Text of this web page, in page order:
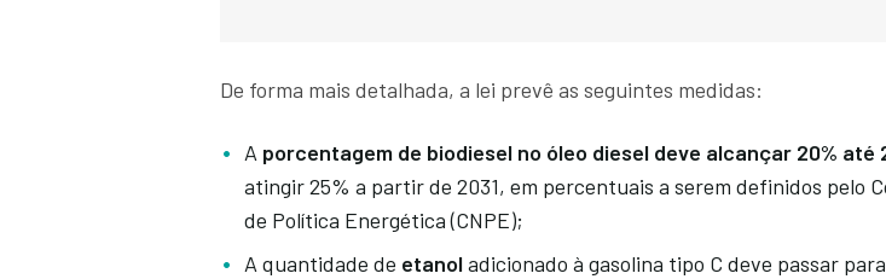
De forma mais detalhada, a lei prevê as seguintes medidas:
A porcentagem de biodiesel no óleo diesel deve alcançar 20% até
atingir 25% a partir de 2031, em percentuais a serem definidos pelo
de Política Energética (CNPE);
A quantidade de etanoladicionado à gasolina tipo C deve passar